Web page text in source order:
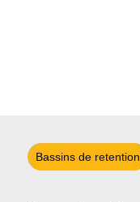
Bassins de retention